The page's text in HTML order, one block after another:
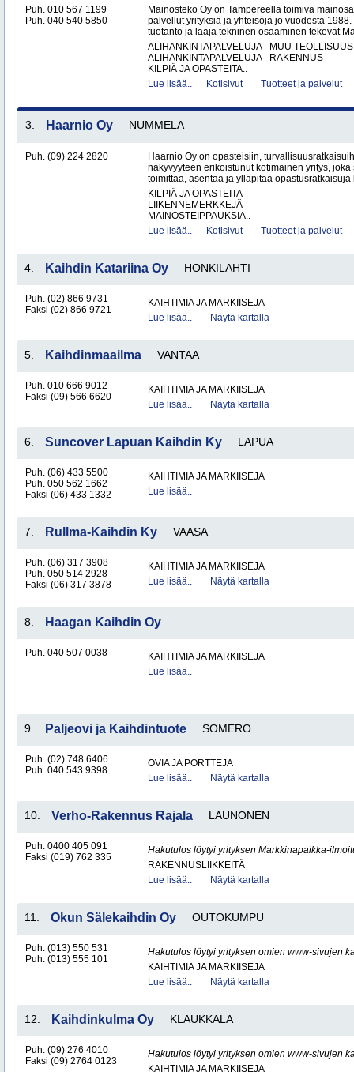
Puh. 010 567 1199
Puh. 040 540 5850
Mainosteko Oy on Tampereella toimiva
palvellut yrityksiä ja yhteisöjä jo vuodesta
tuotanto ja laaja tekninen osaaminen tekevät
ALIHANKINTAPALVELUJA - MUU TEOLLISUUS
ALIHANKINTAPALVELUJA - RAKENNUS
KILPIÄ JA OPASTEITA..
Lue lisää..
Kotisivut Tuotteet ja palvelut
3. Haarnio Oy NUMMELA
Puh. (09) 224 2820
Haarnio Oy on opasteisiin,
näkyvyyteen erikoistunut kotimainen yritys,
toimittaa, asentaa ja ylläpitää opastusratkaisuja
KILPIÄ JA OPASTEITA
LIIKENNEMERKKEJÄ
MAINOSTEIPPAUKSIA..
Lue lisää..
Kotisivut Tuotteet ja palvelut
4. Kaihdin Katariina Oy HONKILAHTI
Puh. (02) 866 9731
Faksi (02) 866 9721
KAIHTIMIA JA MARKIISEJA
Lue lisää..
Näytä kartalla
5. Kaihdinmaailma VANTAA
Puh. 010 666 9012
Faksi (09) 566 6620
KAIHTIMIA JA MARKIISEJA
Lue lisää..
Näytä kartalla
6. Suncover Lapuan Kaihdin Ky LAPUA
Puh. (06) 433 5500
Puh. 050 562 1662
Faksi (06) 433 1332
KAIHTIMIA JA MARKIISEJA
Lue lisää..
7. Rullma-Kaihdin Ky VAASA
Puh. (06) 317 3908
Puh. 050 514 2928
Faksi (06) 317 3878
KAIHTIMIA JA MARKIISEJA
Lue lisää..
Näytä kartalla
8. Haagan Kaihdin Oy
Puh. 040 507 0038
KAIHTIMIA JA MARKIISEJA
Lue lisää..
9. Paljeovi ja Kaihdintuote SOMERO
Puh. (02) 748 6406
Puh. 040 543 9398
OVIA JA PORTTEJA
Lue lisää..
Näytä kartalla
10. Verho-Rakennus Rajala LAUNONEN
Puh. 0400 405 091
Faksi (019) 762 335
Hakutulos löytyi yrityksen Markkinapaikka-
RAKENNUSLIIKKEITÄ
Lue lisää..
Näytä kartalla
11. Okun Sälekaihdin Oy OUTOKUMPU
Puh. (013) 550 531
Puh. (013) 555 101
Hakutulos löytyi yrityksen omien www-sivujen
KAIHTIMIA JA MARKIISEJA
Lue lisää..
Näytä kartalla
12. Kaihdinkulma Oy KLAUKKALA
Puh. (09) 276 4010
Faksi (09) 2764 0123
Hakutulos löytyi yrityksen omien www-sivujen
KAIHTIMIA JA MARKIISEJA